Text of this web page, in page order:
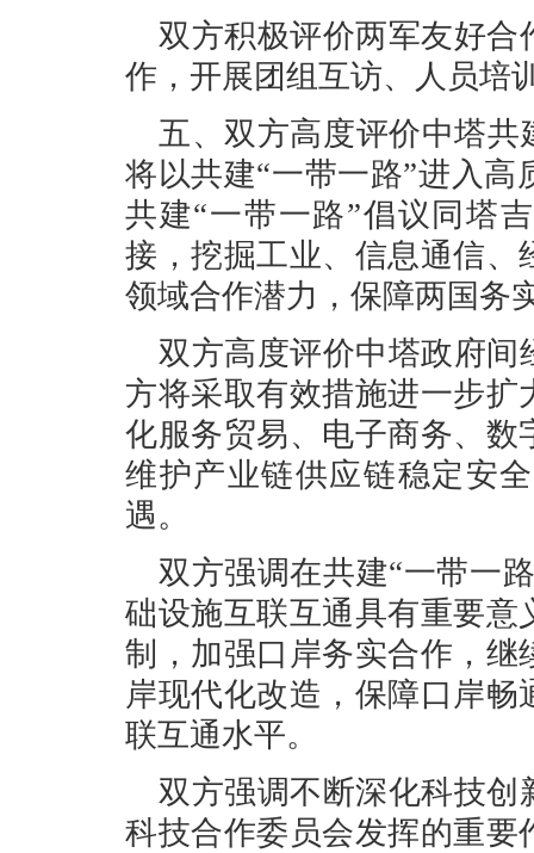
双方积极评价两军友好合
作，开展团组互访、人员培
五、双方高度评价中塔共
将以共建“一带一路”进入
共建“一带一路”倡议同塔
接，挖掘工业、信息通信
领域合作潜力，保障两国务
双方高度评价中塔政府间
方将采取有效措施进一步
化服务贸易、电子商务、
维护产业链供应链稳定安
遇。
双方强调在共建“一带一
础设施互联互通具有重要
制，加强口岸务实合作，
岸现代化改造，保障口岸
联互通水平。
双方强调不断深化科技创
科技合作委员会发挥的重